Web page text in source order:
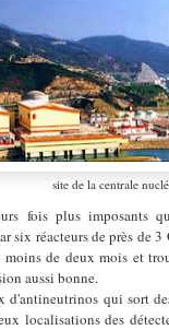
site de la centrale
fois plus
six réacteurs de près de
de deux mois et
aussi bonne.
d'antineutrinos qui sort
localisations des